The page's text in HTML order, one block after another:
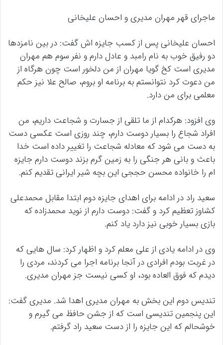
ماجرای قهر مهران مدیری و احسان علیخانی
احسان علیخانی پس از کسب جایزه اش گفت: در بین نامزدها
دو رفیق خوب به نام رامبد و عادل دارم و نفر سوم هم مهران
مدیری است کخ گویا مهران از من دلخور است چون هرگاه از
من دعوت کرد نتوانستم به برنامه او بروم، صالح علا نیز حکم
معلمی برای من دارد.
وی افزود: هرکدام از ما تلقی از جسارت و شجاعت داریم، من
افراد شجاع را بسیار دوست دارم، چند روزی است عکسی دست
به دست می شود که معادله شجاعت را تغییر داده است خدا
باعث و بانی هر جنگی را به زمین گرم بزند دوست دارم جایزه
ام را خانواده محسن حججی این بچه شیر ایرانی تقدیم کنم.
سعید راد در ادامه برای اهدای جایزه دوم ابتدا مقابل محمدعلی
کشاوز تعظیم کرد و گفت: دوست دارم از نوید محمدزاده که
بازی بسیار خوبی نیز دارد یاد کنم.
وی در ادامه یادی از علی معلم کرد و اظهار کرد: سال هایی که
در غربت بودم افرادی در آنجا برنامه اجرا می کردند، مردی را
دیدم که فوق العاده بود، او کسی نیست جز مهران مدیری.
تندیس دوم این بخش به مهران مدیری اهدا شد. مدیری گفت:
این پنجمین تندیسی است که از جشن حافظ می گیرم و
خوشحالم که این جایزه را از دست سعید راد گرفتم.